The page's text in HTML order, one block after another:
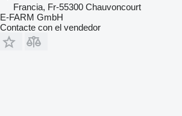
Francia, Fr-55300 Chauvoncourt
E-FARM GmbH
Contacte con el vendedor